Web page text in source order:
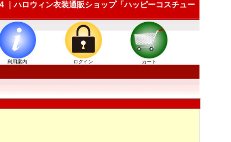
ハロウィン衣装通販ショップ「ハッピーコスチュー
利用案内 ログイン カート